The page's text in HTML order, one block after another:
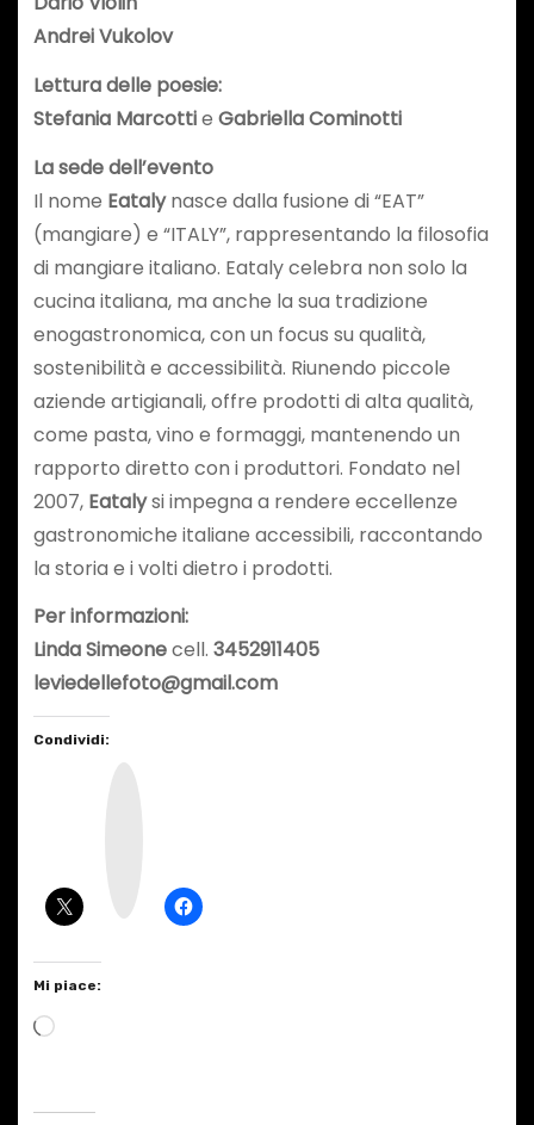
Andrei Vukolov
Lettura delle poesie:
Stefania Marcottie Gabriella Cominotti
La sede dell’evento
Il nome Eatalynasce dalla fusione di “EAT”
(mangiare) e “ITALY”, rappresentando la filosofia
di mangiare italiano. Eataly celebra non solo la
cucina italiana, ma anche la sua tradizione
enogastronomica, con un focus su qualità,
sostenibilità e accessibilità. Riunendo piccole
aziende artigianali, offre prodotti di alta qualità,
come pasta, vino e formaggi, mantenendo un
rapporto diretto con i produttori. Fondato nel
2007, Eatalysi impegna a rendere eccellenze
gastronomiche italiane accessibili, raccontando
la storia e i volti dietro i prodotti.
Per informazioni:
Linda Simeonecell. 3452911405
leviedellefoto@gmail.com
Condividi:
Mi piace:
C